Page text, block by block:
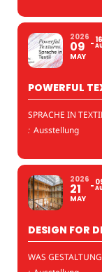
2026
09
MAY
16
POWERFUL
SPRACHE IN
: Ausstellung
2026
21
MAY
DESIGN FOR
WAS